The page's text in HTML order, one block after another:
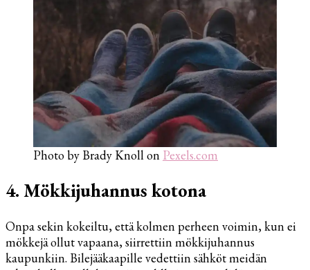
Photo by Brady Knoll on Pexels.com
4. Mökkijuhannus kotona
Onpa sekin kokeiltu, että kolmen perheen voimin, kun ei
mökkejä ollut vapaana, siirrettiin mökkijuhannus
kaupunkiin. Bilejääkaapille vedettiin sähköt meidän